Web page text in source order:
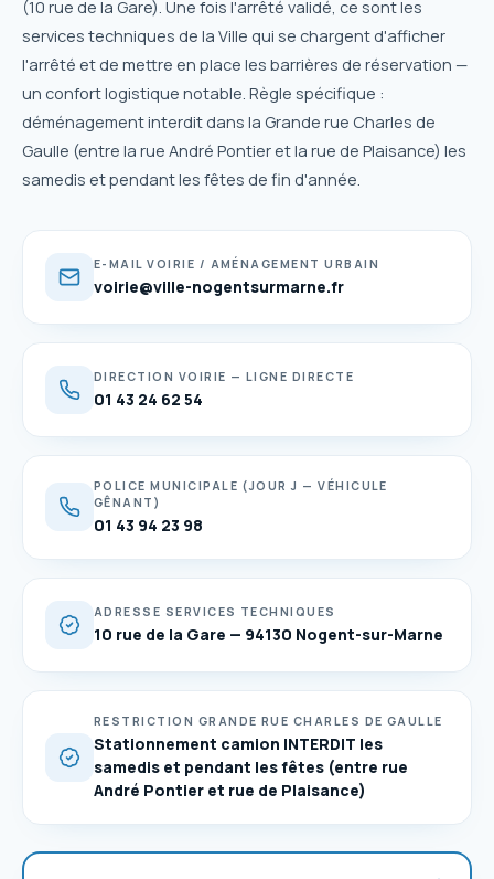
(10 rue de la Gare). Une fois l'arrêté validé, ce sont les
services techniques de la Ville qui se chargent d'afficher
l'arrêté et de mettre en place les barrières de réservation —
un confort logistique notable. Règle spécifique :
déménagement interdit dans la Grande rue Charles de
Gaulle (entre la rue André Pontier et la rue de Plaisance) les
samedis et pendant les fêtes de fin d'année.
E-MAIL VOIRIE / AMÉNAGEMENT URBAIN
voirie@ville-nogentsurmarne.fr
DIRECTION VOIRIE — LIGNE DIRECTE
01 43 24 62 54
POLICE MUNICIPALE (JOUR J — VÉHICULE
GÊNANT)
01 43 94 23 98
ADRESSE SERVICES TECHNIQUES
10 rue de la Gare — 94130 Nogent-sur-Marne
RESTRICTION GRANDE RUE CHARLES DE GAULLE
Stationnement camion INTERDIT les
samedis et pendant les fêtes (entre rue
André Pontier et rue de Plaisance)